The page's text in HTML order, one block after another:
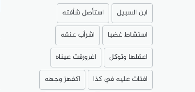
ابن السبيل
استأصل شأفته
استشاط غضبا
اشرأب عنقه
اعقلها وتوكل
اغرورقت عيناه
افتات عليه في كذا
اكفهز وجهه